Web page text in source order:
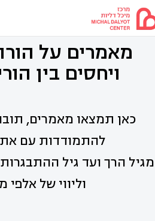
מאמרים על
ויחסים בין
כאן תמצאו מאמרים,
להתמודדות עם
מגיל הרך ועד גיל
וליווי של